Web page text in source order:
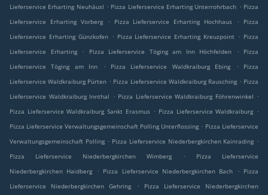
Lieferservice Erharting Neuhäusl . Pizza Lieferservice Erharting Unterrohrbach . Pizza
Lieferservice Erharting Vorberg
. Pizza Lieferservice Erharting Hochhaus .
Pizza
Lieferservice Erharting Günzkofen . Pizza Lieferservice Erharting Kreuzpoint . Pizza
Lieferservice Erharting
. Pizza Lieferservice Töging am Inn Höchfelden .
Pizza
Lieferservice Töging am Inn
. Pizza Lieferservice Waldkraiburg Ebing .
Pizza
Lieferservice Waldkraiburg Pürten . Pizza Lieferservice Waldkraiburg Rausching . Pizza
Lieferservice Waldkraiburg Innthal
. Pizza Lieferservice Waldkraiburg Föhrenwinkel .
Pizza Lieferservice Waldkraiburg Sankt Erasmus . Pizza Lieferservice Waldkraiburg .
Pizza Lieferservice Verwaltungsgemeinschaft Polling Unterflossing . Pizza Lieferservice
Verwaltungsgemeinschaft Polling . Pizza Lieferservice Niederbergkirchen Kainrading .
Pizza Lieferservice Niederbergkirchen Wimberg
.
Pizza Lieferservice
Niederbergkirchen Haidberg
. Pizza Lieferservice Niederbergkirchen Bach . Pizza
Lieferservice Niederbergkirchen Gehring
.
Pizza Lieferservice Niederbergkirchen